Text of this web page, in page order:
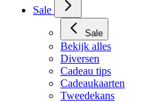
Sale
Sale
Bekijk alles
Diversen
Cadeau tips
Cadeaukaarten
Tweedekans